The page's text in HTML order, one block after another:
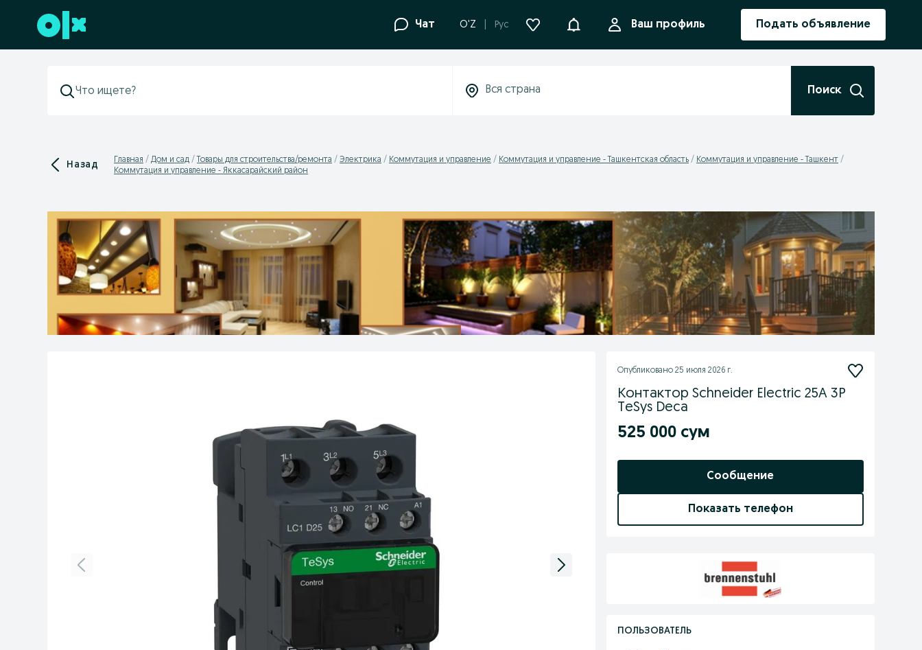
Перейти к нижнему колонтитулу Чат O'Z Рус УведомленияВаш профиль Подать объявление
Поиск
Назад Главная Дом и сад Товары для строительства/ремонта Электрика Коммутация и управление Коммутация и управление - Ташкентская область
Коммутация и управление - Ташкент
Коммутация и управление - Яккасарайский район
Опубликовано 25 июля 2026 г.
Контактор Schneider Electric 25А 3P
TeSys Deca
525 000 сум
Сообщение
Показать телефон
ПОЛЬЗОВАТЕЛЬ